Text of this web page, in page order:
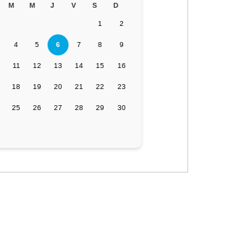
M M J V S D
1 2
4 5 6 7 8 9
11 12 13 14 15 16
18 19 20 21 22 23
25 26 27 28 29 30